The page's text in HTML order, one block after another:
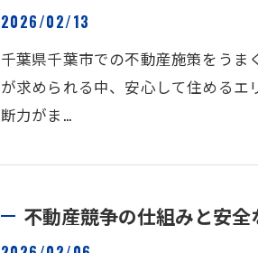
2026/02/13
千葉県千葉市での不動産施策をう
が求められる中、安心して住める
断力がま…
不動産競争の仕組みと安